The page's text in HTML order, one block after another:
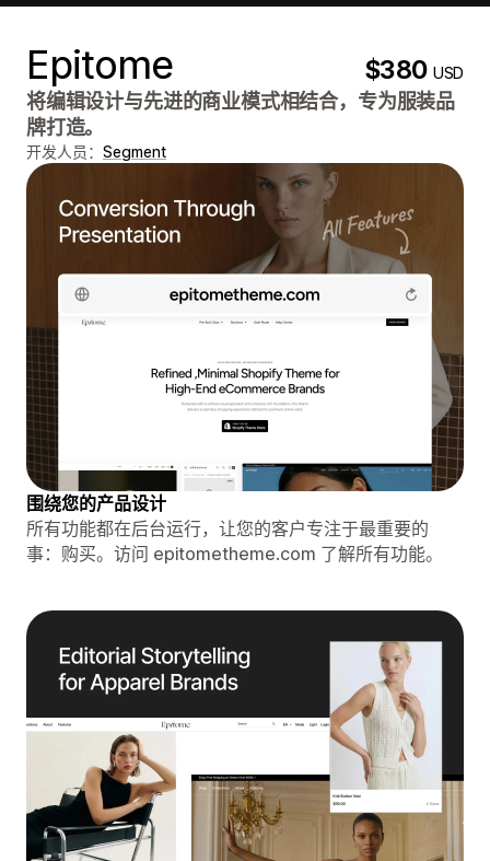
Epitome $380USD
将编辑设计与先进的商业模式相结合，专为服装品
牌打造。
开发人员： Segment
围绕您的产品设计
所有功能都在后台运行，让您的客户专注于最重要的
事：购买。访问 epitometheme.com 了解所​​有功能。